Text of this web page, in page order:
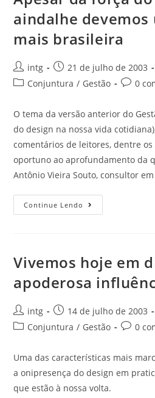
aindalhe devemos
mais brasileira
intg
21 de julho de 2003
Conjuntura / Gestão 0
O tema da versão anterior do
do design na nossa vida
comentários de leitores, dentre
oportuno ao aprofundamento da
Antônio Vieira Souto, consultor
Continue Lendo
Vivemos hoje em
apoderosa
intg
14 de julho de 2003
Conjuntura / Gestão 0
Uma das características mais
a onipresença do design em
que estão à nossa volta.